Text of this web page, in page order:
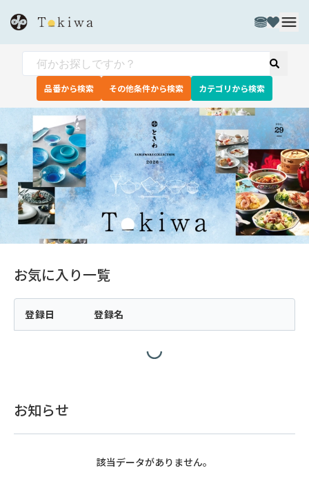
品番から検索 その他条件から検索 カテゴリから検索
お気に入り一覧
登録日 登録名
お知らせ
該当データがありません。